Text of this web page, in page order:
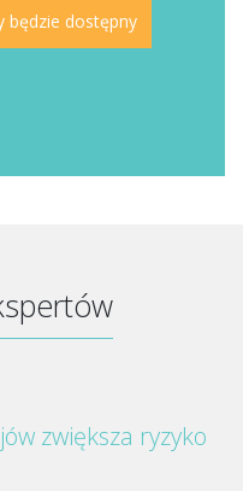
będzie dostępny
zwiększa ryzyko